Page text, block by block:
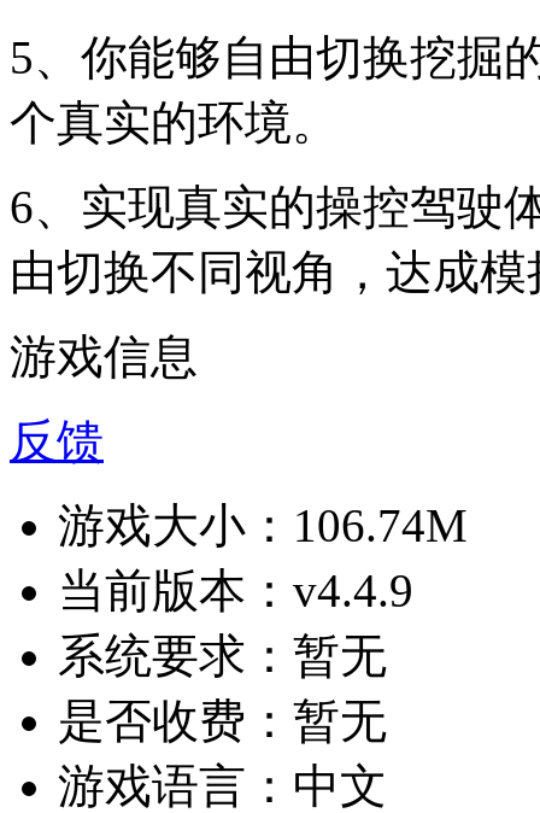
5、你能够自由切换挖掘
个真实的环境。
6、实现真实的操控驾驶
由切换不同视角，达成
游戏信息
反馈
游戏大小： 106.74M
当前版本： v4.4.9
系统要求： 暂无
是否收费： 暂无
游戏语言： 中文